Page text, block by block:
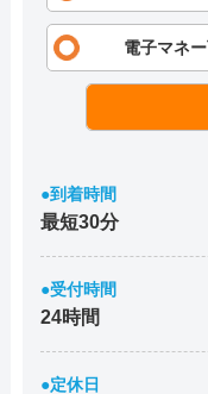
電子マネ
●到着時間
最短30分
●受付時間
24時間
●定休日